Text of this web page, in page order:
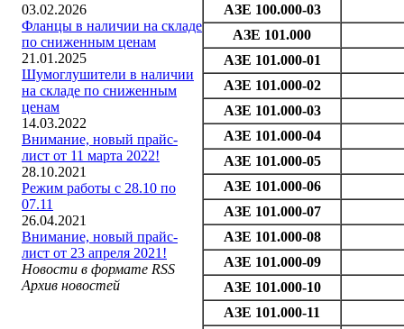
03.02.2026
Фланцы в наличии на складе
по сниженным ценам
21.01.2025
Шумоглушители в наличии
на складе по сниженным
ценам
14.03.2022
Внимание, новый прайс-
лист от 11 марта 2022!
28.10.2021
Режим работы с 28.10 по
07.11
26.04.2021
Внимание, новый прайс-
лист от 23 апреля 2021!
Новости в формате RSS
Архив новостей
АЗЕ 100.000-03
АЗЕ 101.000
АЗЕ 101.000-01
АЗЕ 101.000-02
АЗЕ 101.000-03
АЗЕ 101.000-04
АЗЕ 101.000-05
АЗЕ 101.000-06
АЗЕ 101.000-07
АЗЕ 101.000-08
АЗЕ 101.000-09
АЗЕ 101.000-10
АЗЕ 101.000-11